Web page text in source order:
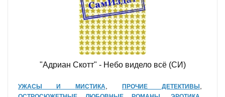
"Адриан Скотт" - Небо видело всё (СИ)
УЖАСЫ И МИСТИКА ПРОЧИЕ ДЕТЕКТИВЫ